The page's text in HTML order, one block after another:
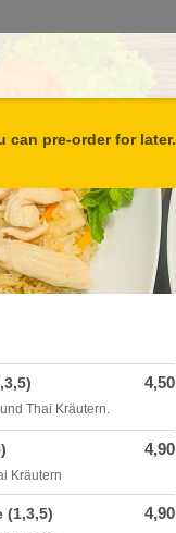
can pre-order for later.
Thai Kräutern.
4,50
Kräutern
4,90
(1,3,5) 4,90